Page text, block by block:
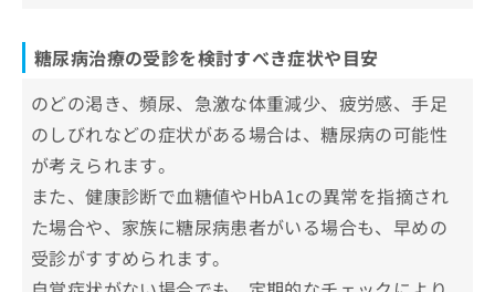
も解説
2型糖尿病
1型と2型の主な違いの比較
こんな症状は要注意？糖尿病の初期症
状の一例
のどの渇き
頻尿
体重減少
疲れやすさ
糖尿病治療はどんな流れで進むの？
1．診療予約
2．問診票の記入と基礎データ測定
糖尿病治療に関する質問10選！
まとめ：東京都で評判の糖尿病治療におすすめ
糖尿病治療の受診を検討すべき症状や目安
のどの渇き、頻尿、急激な体重減少、疲労感、手足
のしびれなどの症状がある場合は、糖尿病の可能性
が考えられます。
また、健康診断で血糖値やHbA1cの異常を指摘され
た場合や、家族に糖尿病患者がいる場合も、早めの
受診がすすめられます。